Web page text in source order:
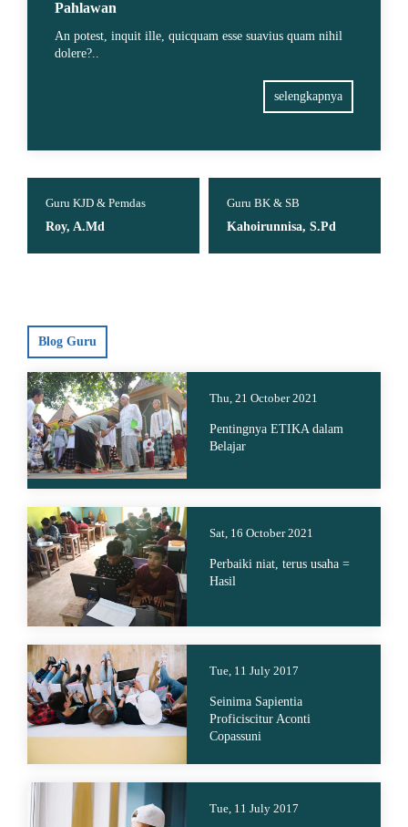
Pahlawan
An potest, inquit ille, quicquam esse suavius quam nihil
dolere?..
selengkapnya
Guru KJD & Pemdas
Roy, A.Md
Guru BK & SB
Kahoirunnisa, S.Pd
Blog Guru
Thu, 21 October 2021
Pentingnya ETIKA dalam
Belajar
Sat, 16 October 2021
Perbaiki niat, terus usaha =
Hasil
Tue, 11 July 2017
Seinima Sapientia
Proficiscitur Aconti
Copassuni
Tue, 11 July 2017